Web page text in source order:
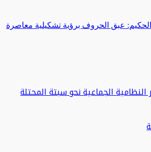
عبق الحروف برؤية تشكيلية معاصرة
الجماعية نحو سبتة المحتلة